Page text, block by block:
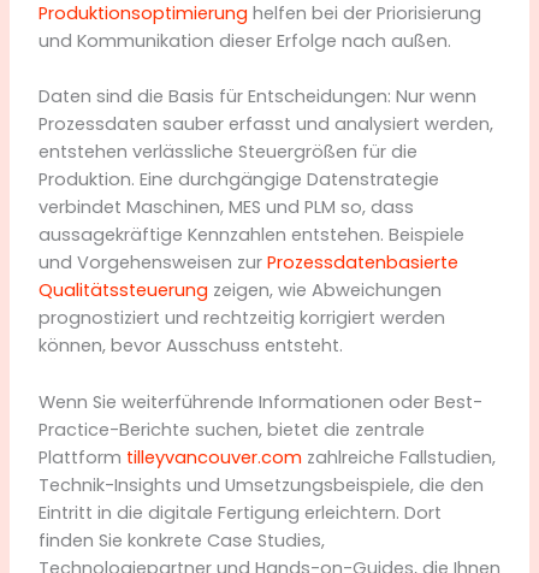
Produktionsoptimierung helfen bei der Priorisierung
und Kommunikation dieser Erfolge nach außen.
Daten sind die Basis für Entscheidungen: Nur wenn
Prozessdaten sauber erfasst und analysiert werden,
entstehen verlässliche Steuergrößen für die
Produktion. Eine durchgängige Datenstrategie
verbindet Maschinen, MES und PLM so, dass
aussagekräftige Kennzahlen entstehen. Beispiele
und Vorgehensweisen zur Prozessdatenbasierte
Qualitätssteuerung zeigen, wie Abweichungen
prognostiziert und rechtzeitig korrigiert werden
können, bevor Ausschuss entsteht.
Wenn Sie weiterführende Informationen oder Best-
Practice-Berichte suchen, bietet die zentrale
Plattform tilleyvancouver.com zahlreiche Fallstudien,
Technik-Insights und Umsetzungsbeispiele, die den
Eintritt in die digitale Fertigung erleichtern. Dort
finden Sie konkrete Case Studies,
Technologiepartner und Hands-on-Guides, die Ihnen